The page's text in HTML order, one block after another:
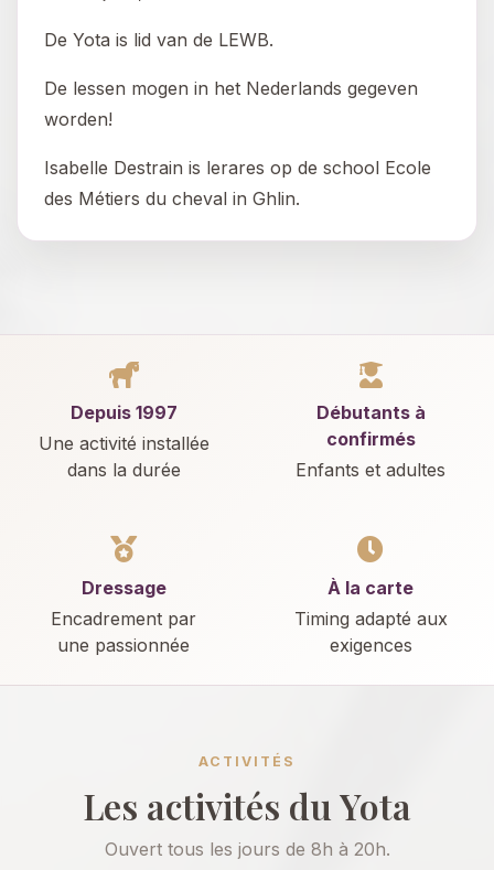
De Yota is lid van de LEWB.
De lessen mogen in het Nederlands gegeven
worden!
Isabelle Destrain is lerares op de school Ecole
des Métiers du cheval in Ghlin.
Depuis 1997
Une activité installée
dans la durée
Débutants à
confirmés
Enfants et adultes
Dressage
Encadrement par
une passionnée
À la carte
Timing adapté aux
exigences
ACTIVITÉS
Les activités du Yota
Ouvert tous les jours de 8h à 20h.